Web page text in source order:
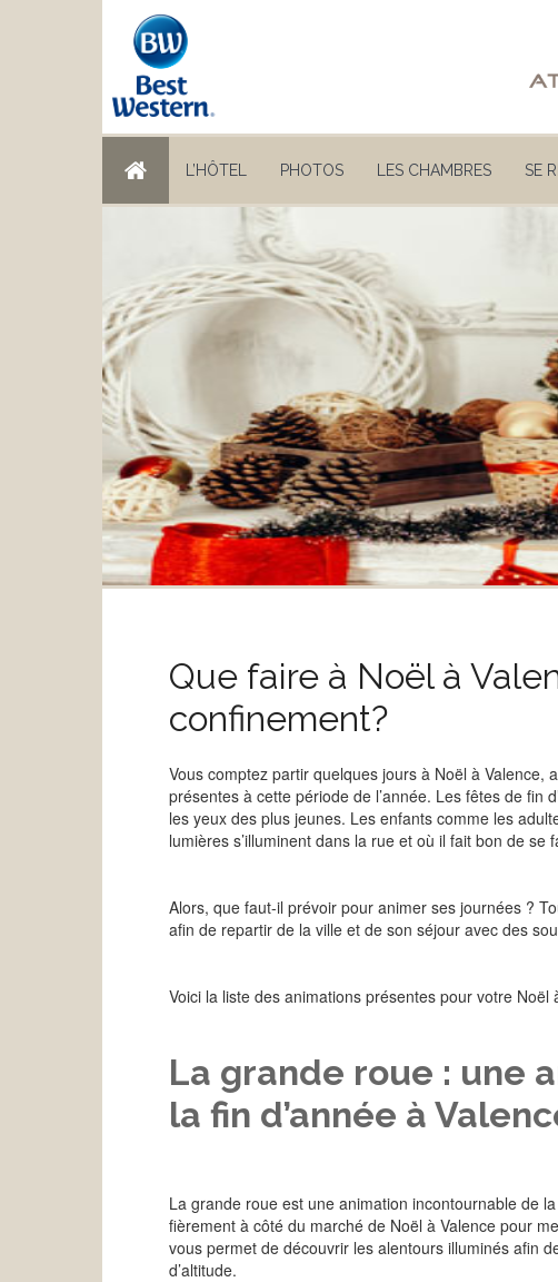
L’HÔTEL PHOTOS LES CHAMBRES SE
Que faire à Noël à
confinement?
Vous comptez partir quelques jours à Noël à
présentes à cette période de l’année. Les fêtes de fin
les yeux des plus jeunes. Les enfants comme les
lumières s’illuminent dans la rue et où il fait bon de se
Alors, que faut-il prévoir pour animer ses journées ?
afin de repartir de la ville et de son séjour avec des
Voici la liste des animations présentes pour votre Noël
La grande roue : une
la fin d’année à
La grande roue est une animation incontournable de
fièrement à côté du marché de Noël à Valence pour
vous permet de découvrir les alentours illuminés afin
d’altitude.